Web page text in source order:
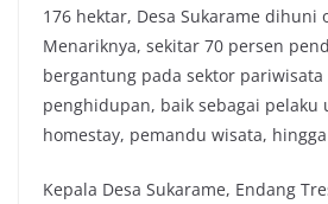
176 hektar, Desa Sukarame dihuni
Menariknya, sekitar 70 persen
bergantung pada sektor
penghidupan, baik sebagai pelaku
homestay, pemandu wisata,
Kepala Desa Sukarame, Endang